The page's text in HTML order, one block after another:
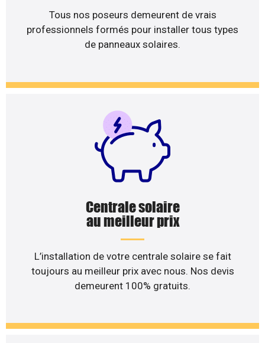
Tous nos poseurs demeurent de vrais
professionnels formés pour installer tous types
de panneaux solaires.
Centrale solaire
au meilleur prix
L’installation de votre centrale solaire se fait
toujours au meilleur prix avec nous. Nos devis
demeurent 100% gratuits.